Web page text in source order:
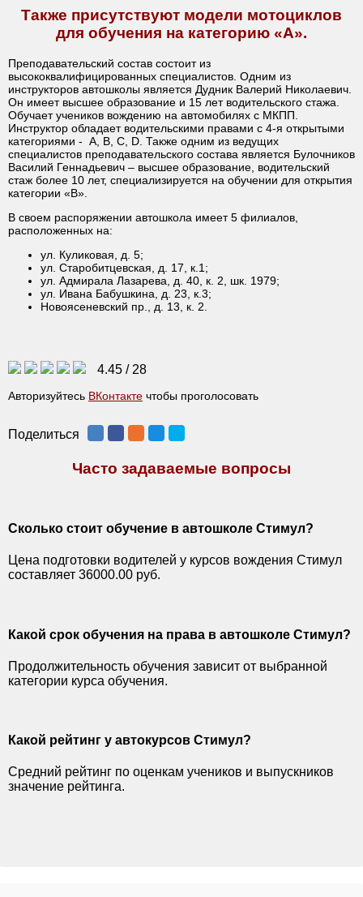
Также присутствуют модели мотоциклов
для обучения на категорию «A».
Преподавательский состав состоит из
высококвалифицированных специалистов. Одним из
инструкторов автошколы является Дудник Валерий Николаевич.
Он имеет высшее образование и 15 лет водительского стажа.
Обучает учеников вождению на автомобилях с МКПП.
Инструктор обладает водительскими правами с 4-я открытыми
категориями - А, В, С, D. Также одним из ведущих
специалистов преподавательского состава является Булочников
Василий Геннадьевич – высшее образование, водительский
стаж более 10 лет, специализируется на обучении для открытия
категории «В».
В своем распоряжении автошкола имеет 5 филиалов,
расположенных на:
ул. Куликовая, д. 5;
ул. Старобитцевская, д. 17, к.1;
ул. Адмирала Лазарева, д. 40, к. 2, шк. 1979;
ул. Ивана Бабушкина, д. 23, к.3;
Новоясеневский пр., д. 13, к. 2.
4.45 / 28
Авторизуйтесь ВКонтакте чтобы проголосовать
Поделиться
Часто задаваемые вопросы
Сколько стоит обучение в автошколе Стимул?
Цена подготовки водителей у курсов вождения Стимул
составляет 36000.00 руб.
Какой срок обучения на права в автошколе Стимул?
Продолжительность обучения зависит от выбранной
категории курса обучения.
Какой рейтинг у автокурсов Стимул?
Средний рейтинг по оценкам учеников и выпускников
значение рейтинга.